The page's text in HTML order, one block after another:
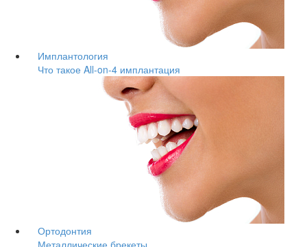
Имплантология
Что такое All-on-4 имплантация
Ортодонтия
Металлические брекеты